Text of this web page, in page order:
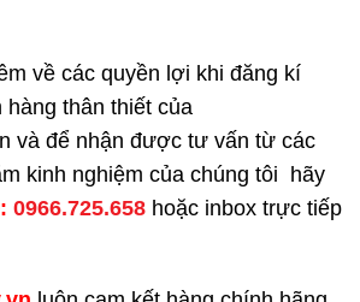
về các quyền lợi khi đăng kí
hàng thân thiết của
và để nhận được tư vấn từ các
kinh nghiệm của chúng tôi hãy
0966.725.658 hoặc inbox trực tiếp